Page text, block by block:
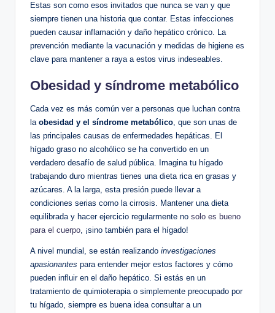
Estas son como esos invitados que nunca se van y que
siempre tienen una historia que contar. Estas infecciones
pueden causar inflamación y daño hepático crónico. La
prevención mediante la vacunación y medidas de higiene es
clave para mantener a raya a estos virus indeseables.
Obesidad y síndrome metabólico
Cada vez es más común ver a personas que luchan contra
la obesidad y el síndrome metabólico, que son unas de
las principales causas de enfermedades hepáticas. El
hígado graso no alcohólico se ha convertido en un
verdadero desafío de salud pública. Imagina tu hígado
trabajando duro mientras tienes una dieta rica en grasas y
azúcares. A la larga, esta presión puede llevar a
condiciones serias como la cirrosis. Mantener una dieta
equilibrada y hacer ejercicio regularmente no solo es bueno
para el cuerpo, ¡sino también para el hígado!
A nivel mundial, se están realizando investigaciones
apasionantes para entender mejor estos factores y cómo
pueden influir en el daño hepático. Si estás en un
tratamiento de quimioterapia o simplemente preocupado por
tu hígado, siempre es buena idea consultar a un